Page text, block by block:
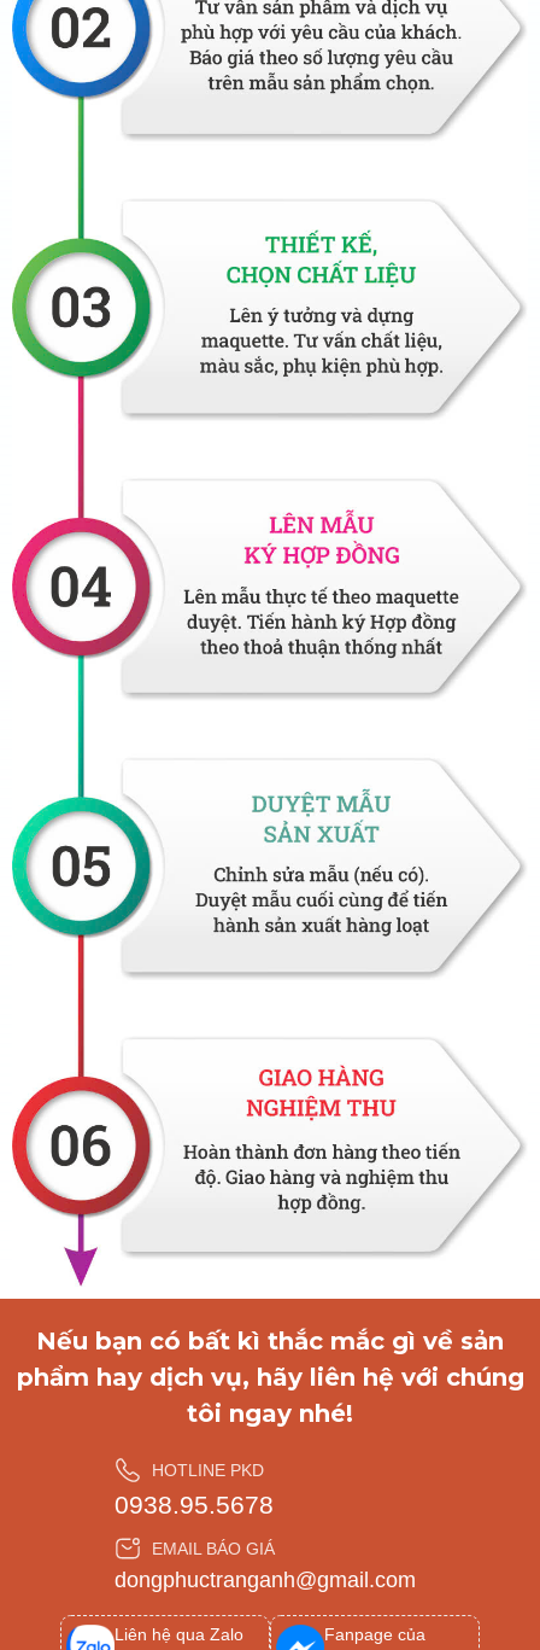
Nếu bạn có bất kì thắc mắc gì về sản
phẩm hay dịch vụ, hãy liên hệ với chúng
tôi ngay nhé!
HOTLINE PKD
0938.95.5678
EMAIL BÁO GIÁ
dongphuctranganh@gmail.com
Liên hệ qua Zalo
Fanpage của